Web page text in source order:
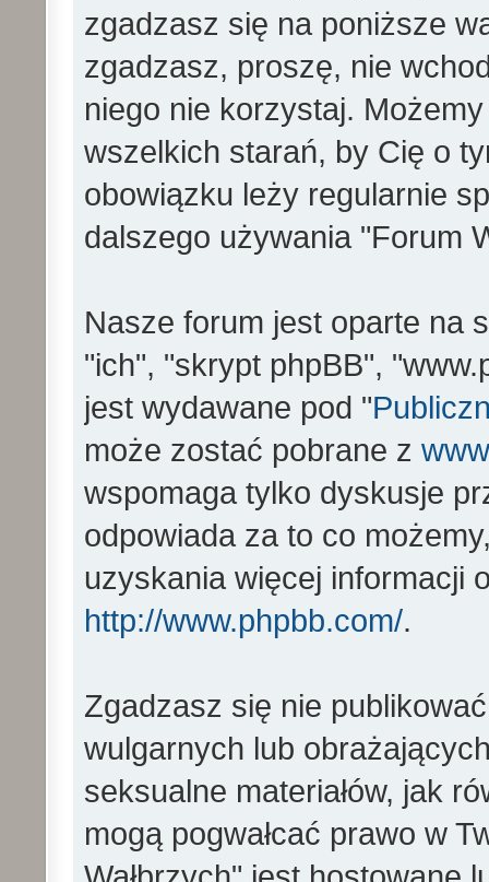
zgadzasz się na poniższe
zgadzasz, proszę, nie
niego nie korzystaj.
wszelkich starań, by Cię o
obowiązku leży regularnie
dalszego używania "Forum
Nasze forum jest oparte na
"ich", "skrypt phpBB",
jest wydawane pod "
może zostać pobrane z
wspomaga tylko dyskusje
odpowiada za to co
uzyskania więcej informacji
http://www.phpbb.com/.
Zgadzasz się nie
wulgarnych lub
seksualne materiałów, jak
mogą pogwałcać prawo w